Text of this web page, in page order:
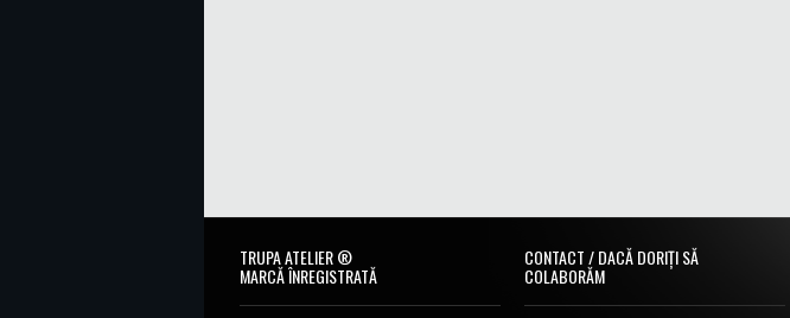
TRUPA ATELIER ®
MARCĂ ÎNREGISTRATĂ
CONTACT / DACĂ DORIȚI SĂ
COLABORĂM